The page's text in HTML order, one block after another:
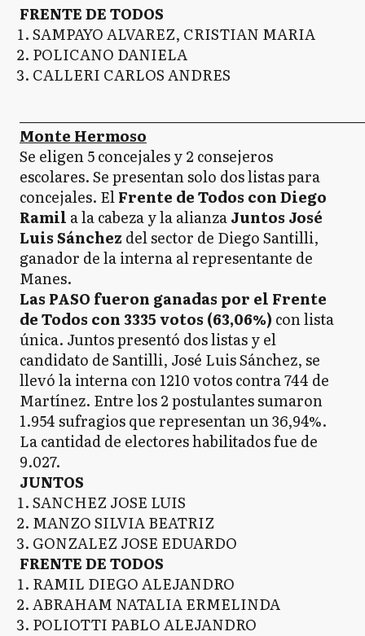
FRENTE DE TODOS
SAMPAYO ALVAREZ, CRISTIAN MARIA
POLICANO DANIELA
CALLERI CARLOS ANDRES
Monte Hermoso
Se eligen 5 concejales y 2 consejeros
escolares. Se presentan solo dos listas para
concejales. ElFrente de Todos con Diego
Ramil a la cabeza y la alianzaJuntos José
Luis Sánchez del sector de Diego Santilli,
ganador de la interna al representante de
Manes.
Las PASO fueron ganadas por el Frente
de Todos con 3335 votos (63,06%) con lista
única. Juntos presentó dos listas y el
candidato de Santilli, José Luis Sánchez, se
llevó la interna con 1210 votos contra 744 de
Martínez. Entre los 2 postulantes sumaron
1.954 sufragios que representan un 36,94%.
La cantidad de electores habilitados fue de
9.027.
JUNTOS
SANCHEZ JOSE LUIS
MANZO SILVIA BEATRIZ
GONZALEZ JOSE EDUARDO
FRENTE DE TODOS
RAMIL DIEGO ALEJANDRO
ABRAHAM NATALIA ERMELINDA
POLIOTTI PABLO ALEJANDRO